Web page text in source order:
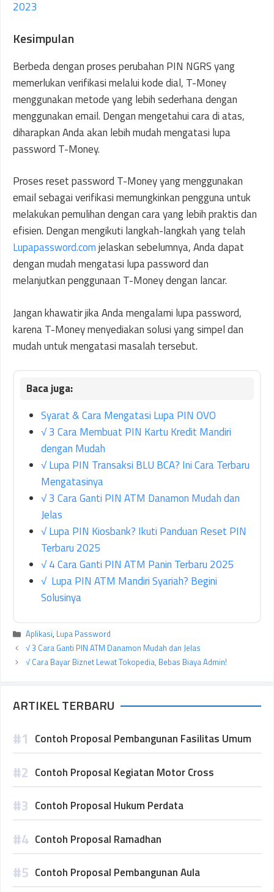
2023
Kesimpulan
Berbeda dengan proses perubahan PIN NGRS yang
memerlukan verifikasi melalui kode dial, T-Money
menggunakan metode yang lebih sederhana dengan
menggunakan email. Dengan mengetahui cara di atas,
diharapkan Anda akan lebih mudah mengatasi lupa
password T-Money.
Proses reset password T-Money yang menggunakan
email sebagai verifikasi memungkinkan pengguna untuk
melakukan pemulihan dengan cara yang lebih praktis dan
efisien. Dengan mengikuti langkah-langkah yang telah
Lupapassword.comjelaskan sebelumnya, Anda dapat
dengan mudah mengatasi lupa password dan
melanjutkan penggunaan T-Money dengan lancar.
Jangan khawatir jika Anda mengalami lupa password,
karena T-Money menyediakan solusi yang simpel dan
mudah untuk mengatasi masalah tersebut.
Syarat & Cara Mengatasi Lupa PIN OVO
√ 3 Cara Membuat PIN Kartu Kredit Mandiri
dengan Mudah
√ Lupa PIN Transaksi BLU BCA? Ini Cara Terbaru
Mengatasinya
√ 3 Cara Ganti PIN ATM Danamon Mudah dan
Jelas
√ Lupa PIN Kiosbank? Ikuti Panduan Reset PIN
Terbaru 2025
√ 4 Cara Ganti PIN ATM Panin Terbaru 2025
√ Lupa PIN ATM Mandiri Syariah? Begini
Solusinya
Kategori
Aplikasi, Lupa Password
√ 3 Cara Ganti PIN ATM Danamon Mudah dan Jelas
√ Cara Bayar Biznet Lewat Tokopedia, Bebas Biaya Admin!
ARTIKEL TERBARU
Contoh Proposal Pembangunan Fasilitas Umum
Contoh Proposal Kegiatan Motor Cross
Contoh Proposal Hukum Perdata
Contoh Proposal Ramadhan
Contoh Proposal Pembangunan Aula